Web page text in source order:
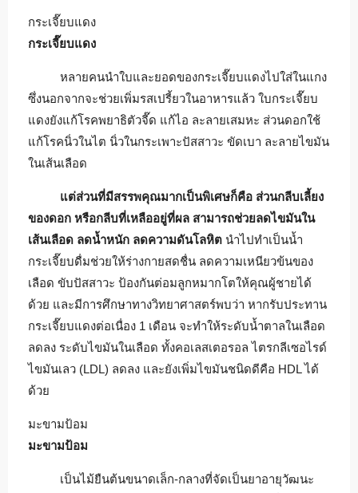
กระเจี๊ยบแดง
กระเจี๊ยบแดง
หลายคนนำใบและยอดของกระเจี๊ยบแดงไปใส่ในแกง
ซึ่งนอกจากจะช่วยเพิ่มรสเปรี้ยวในอาหารแล้ว ใบกระเจี๊ยบ
แดงยังแก้โรคพยาธิตัวจี๊ด แก้ไอ ละลายเสมหะ ส่วนดอกใช้
แก้โรคนิ่วในไต นิ่วในกระเพาะปัสสาวะ ขัดเบา ละลายไขมัน
ในเส้นเลือด
แต่ส่วนที่มีสรรพคุณมากเป็นพิเศษก็คือ ส่วนกลีบเลี้ยง
ของดอก หรือกลีบที่เหลืออยู่ที่ผล สามารถช่วยลดไขมันใน
เส้นเลือด ลดน้ำหนัก ลดความดันโลหิต นำไปทำเป็นน้ำ
กระเจี๊ยบดื่มช่วยให้ร่างกายสดชื่น ลดความเหนียวข้นของ
เลือด ขับปัสสาวะ ป้องกันต่อมลูกหมากโตให้คุณผู้ชายได้
ด้วย และมีการศึกษาทางวิทยาศาสตร์พบว่า หากรับประทาน
กระเจี๊ยบแดงต่อเนื่อง 1 เดือน จะทำให้ระดับน้ำตาลในเลือด
ลดลง ระดับไขมันในเลือด ทั้งคอเลสเตอรอล ไตรกลีเซอไรด์
ไขมันเลว (LDL) ลดลง และยังเพิ่มไขมันชนิดดีคือ HDL ได้
ด้วย
มะขามป้อม
มะขามป้อม
เป็นไม้ยืนต้นขนาดเล็ก-กลางที่จัดเป็นยาอายุวัฒนะ